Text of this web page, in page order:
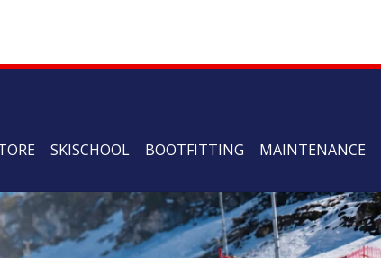
SKISCHOOL BOOTFITTING MAINTENANCE